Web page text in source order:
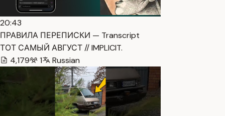
20:43
ПРАВИЛА ПЕРЕПИСКИ — Transcript
ТОТ САМЫЙ АВГУСТ // IMPLICIT.
4,179
1 Russian